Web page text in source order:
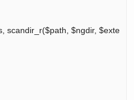
scandir_r($path, $ngdir, $exte